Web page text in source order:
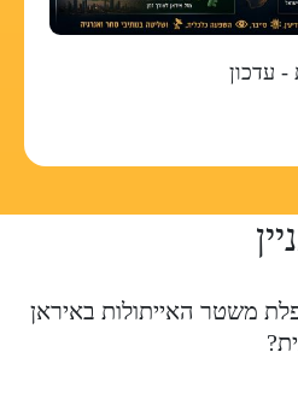
- עדכון
משטר האייתולות באיראן